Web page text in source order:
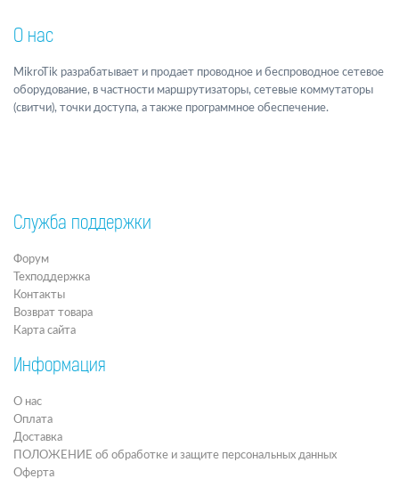
О нас
MikroTik разрабатывает и продает проводное и беспроводное сетевое
оборудование, в частности маршрутизаторы, сетевые коммутаторы
(свитчи), точки доступа, а также программное обеспечение.
Служба поддержки
Форум
Техподдержка
Контакты
Возврат товара
Карта сайта
Информация
О нас
Оплата
Доставка
ПОЛОЖЕНИЕ об обработке и защите персональных данных
Оферта